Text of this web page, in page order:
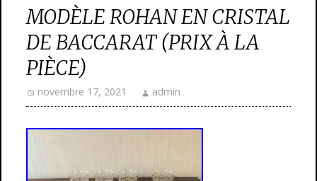
MODÈLE ROHAN EN CRISTAL
DE BACCARAT (PRIX À LA
PIÈCE)
novembre 17, 2021 admin